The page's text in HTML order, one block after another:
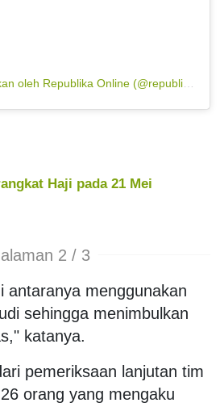
Sebuah kiriman dibagikan oleh Republika Online (@republikaonline)
Haji pada 21 Mei
2 / 3
antaranya menggunakan
sehingga menimbulkan
katanya.
pemeriksaan lanjutan tim
orang yang mengaku